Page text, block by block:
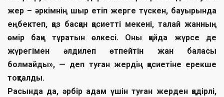
жер – әркімнің шыр етіп жерге түскен, бауырында
еңбектеп, қаз басқан қасиетті мекені, талай жанның
өмір бақи тұратын өлкесі. Оны қайда жүрсе де
жүрегімен әлдилеп өтпейтін жан баласы
болмайды», — деп туған жердің қасиетіне ерекше
тоқталды.
Расында да, әрбір адам үшін туған жерден қадірлі,